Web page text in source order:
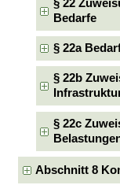
§ 22
Bedarfe
§ 22a
§ 22b
§ 22c
Abschnitt 8